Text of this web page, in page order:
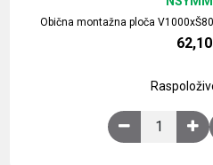
Obična montažna ploča
62,10
Obična